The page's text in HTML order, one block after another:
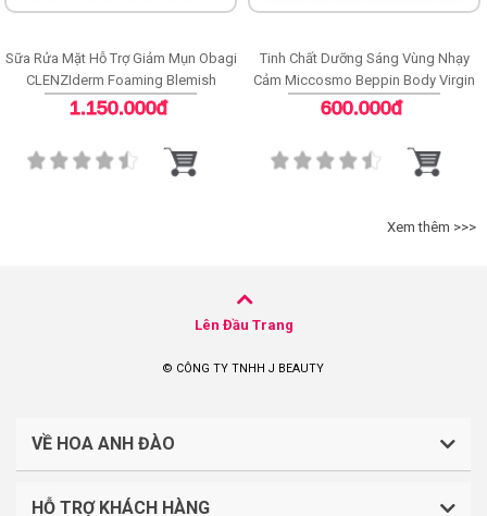
Sữa Rửa Mặt Hỗ Trợ Giảm Mụn Obagi
CLENZIderm Foaming Blemish
Cleanser
1.150.000đ
Tinh Chất Dưỡng Sáng Vùng Nhạy
Cảm Miccosmo Beppin Body Virgin
White Serum
600.000đ
Xem thêm >>>
Lên Đầu Trang
© CÔNG TY TNHH J BEAUTY
VỀ HOA ANH ĐÀO
CÔNG TY TNHH J BEAUTY
HỖ TRỢ KHÁCH HÀNG